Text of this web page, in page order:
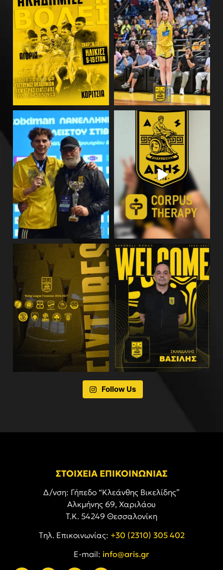
Follow Us
ΣΤΟΙΧΕΙΑ ΕΠΙΚΟΙΝΩΝΙΑΣ
Δ/νση: Γήπεδο “Κλεάνθης Βικελίδης”
Αλκμήνης 69, Χαριλάου
Τ.Κ. 54249 Θεσσαλονίκη
Tηλ. Επικοινωνίας: +30 (2310) 305 402
E-mail: info@aris.gr